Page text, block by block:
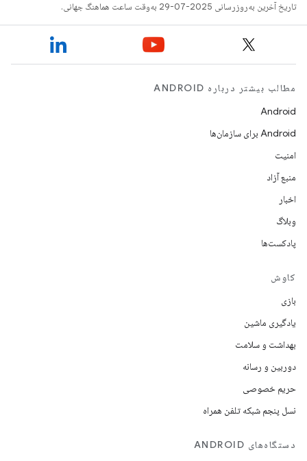
تاریخ آخرین به‌روزرسانی 2025-07-29 به‌وقت ساعت هماهنگ جهانی.
مطالب بیشتر درباره ANDROID
Android
Android برای سازمان‌ها
امنیت
منبع آزاد
اخبار
وبلاگ
پادکست‌ها
کاوش
بازی
یادگیری ماشین
بهداشت و سلامت
دوربین و رسانه
حریم خصوصی
نسل پنجم شبکه تلفن همراه
دستگاه‌های ANDROID